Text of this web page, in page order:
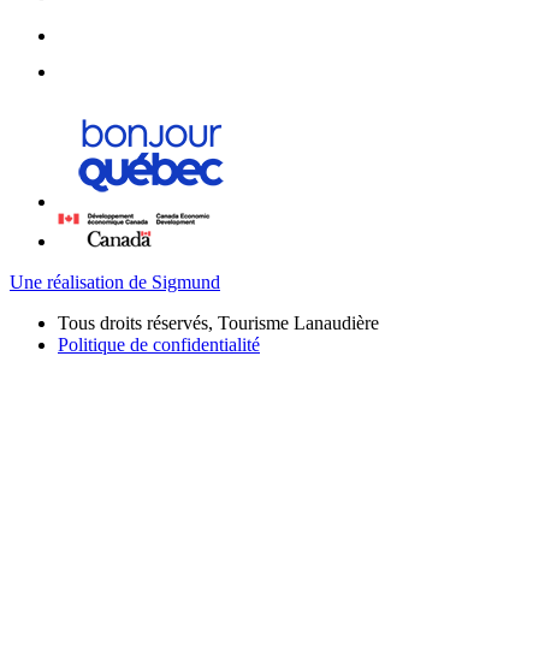
Une réalisation de Sigmund
Tous droits réservés, Tourisme Lanaudière
Politique de confidentialité